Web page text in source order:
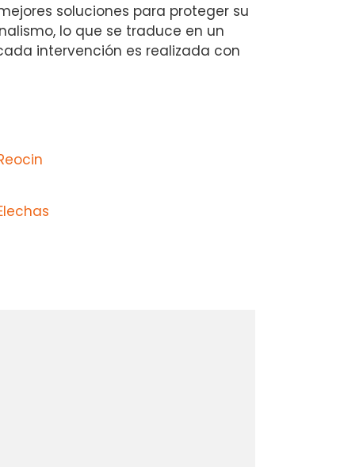
soluciones para proteger su
lo que se traduce en un
intervención es realizada con